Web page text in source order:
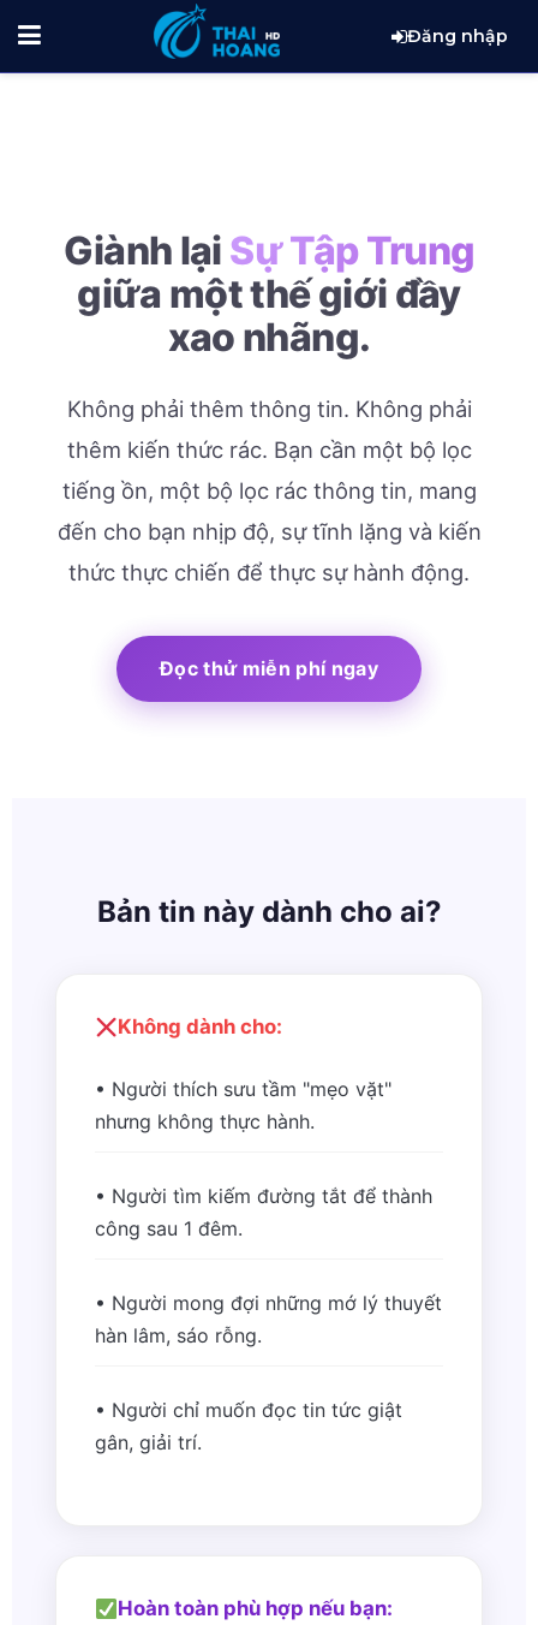
Đăng nhập
Giành lại Sự Tập Trung
giữa một thế giới đầy
xao nhãng.
Không phải thêm thông tin. Không phải
thêm kiến thức rác. Bạn cần một bộ lọc
tiếng ồn, một bộ lọc rác thông tin, mang
đến cho bạn nhịp độ, sự tĩnh lặng và kiến
thức thực chiến để thực sự hành động.
Đọc thử miễn phí ngay
Bản tin này dành cho ai?
Không dành cho:
• Người thích sưu tầm "mẹo vặt"
nhưng không thực hành.
• Người tìm kiếm đường tắt để thành
công sau 1 đêm.
• Người mong đợi những mớ lý thuyết
hàn lâm, sáo rỗng.
• Người chỉ muốn đọc tin tức giật
gân, giải trí.
Hoàn toàn phù hợp nếu bạn: